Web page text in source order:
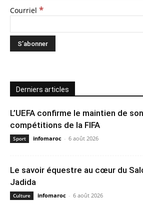
Courriel *
Derniers articles
L’UEFA confirme le maintien de
compétitions de la FIFA
Sport infomaroc - 6 août 2026
Le savoir équestre au cœur du
Jadida
Culture infomaroc - 6 août 2026